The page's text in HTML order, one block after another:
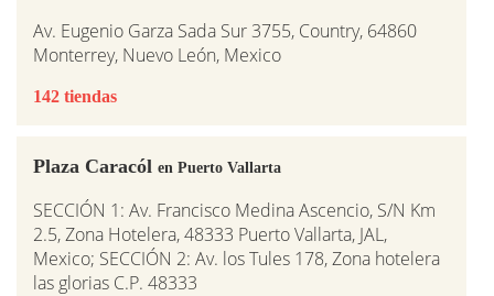
Av. Eugenio Garza Sada Sur 3755, Country, 64860
Monterrey, Nuevo León, Mexico
142 tiendas
Plaza Caracól en Puerto Vallarta
SECCIÓN 1: Av. Francisco Medina Ascencio, S/N Km
2.5, Zona Hotelera, 48333 Puerto Vallarta, JAL,
Mexico; SECCIÓN 2: Av. los Tules 178, Zona hotelera
las glorias C.P. 48333